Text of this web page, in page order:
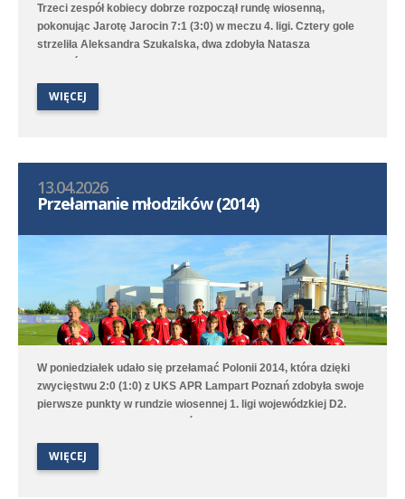
Trzeci zespół kobiecy dobrze rozpoczął rundę wiosenną,
pokonując Jarotę Jarocin 7:1 (3:0) w meczu 4. ligi. Cztery gole
strzeliła Aleksandra Szukalska, dwa zdobyła Natasza
Szymańska, a wynik ustaliła Alicja Doros. Trampkarki przegrały
2:6 z Avią II Kamionki.
WIĘCEJ
13.04.2026
Przełamanie młodzików (2014)
W poniedziałek udało się przełamać Polonii 2014, która dzięki
zwycięstwu 2:0 (1:0) z UKS APR Lampart Poznań zdobyła swoje
pierwsze punkty w rundzie wiosennej 1. ligi wojewódzkiej D2.
Bramki na wagę trzech punktów strzelili Witold Artomski i Karol
Lechem Poznań/Dominowo-Krzykosy.
WIĘCEJ